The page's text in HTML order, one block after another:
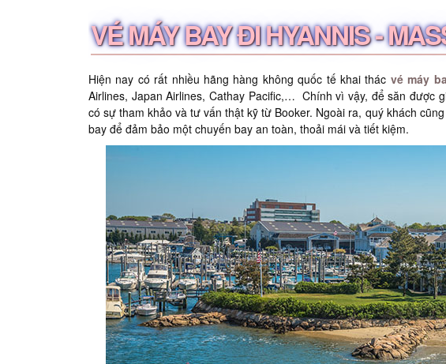
VÉ MÁY BAY ĐI HYANNIS -
Hiện nay có rất nhiều hãng hàng không quốc tế khai thác vé máy
Airlines, Japan Airlines, Cathay Pacific,… Chính vì vậy, để săn được
có sự tham khảo và tư vấn thật kỹ từ Booker. Ngoài ra, quý khách
bay để đảm bảo một chuyến bay an toàn, thoải mái và tiết kiệm.